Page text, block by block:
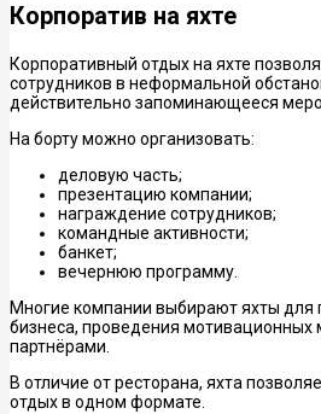
Корпоратив на яхте
Корпоративный отдых на яхте
сотрудников в неформальной
действительно запоминающееся
На борту можно организовать:
деловую часть;
презентацию компании;
награждение сотрудников;
командные активности;
банкет;
вечернюю программу.
Многие компании выбирают яхты для
бизнеса, проведения мотивационных
партнёрами.
В отличие от ресторана, яхта
отдых в одном формате.